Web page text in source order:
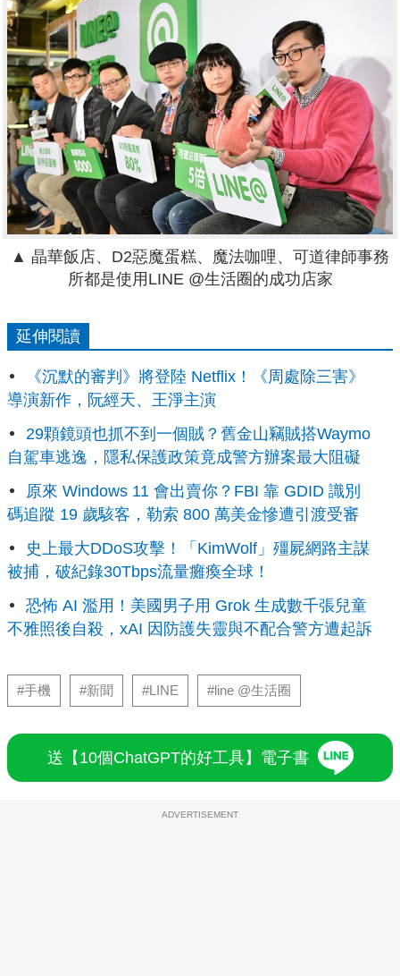
▲ 晶華飯店、D2惡魔蛋糕、魔法咖哩、可道律師事務
所都是使用LINE @生活圈的成功店家
延伸閱讀
《沉默的審判》將登陸 Netflix！《周處除三害》
導演新作，阮經天、王淨主演
29顆鏡頭也抓不到一個賊？舊金山竊賊搭Waymo
自駕車逃逸，隱私保護政策竟成警方辦案最大阻礙
原來 Windows 11 會出賣你？FBI 靠 GDID 識別
碼追蹤 19 歲駭客，勒索 800 萬美金慘遭引渡受審
史上最大DDoS攻擊！「KimWolf」殭屍網路主謀
被捕，破紀錄30Tbps流量癱瘓全球！
恐怖 AI 濫用！美國男子用 Grok 生成數千張兒童
不雅照後自殺，xAI 因防護失靈與不配合警方遭起訴
#手機 #新聞 #LINE #line @生活圈
送【10個ChatGPT的好工具】電子書
ADVERTISEMENT